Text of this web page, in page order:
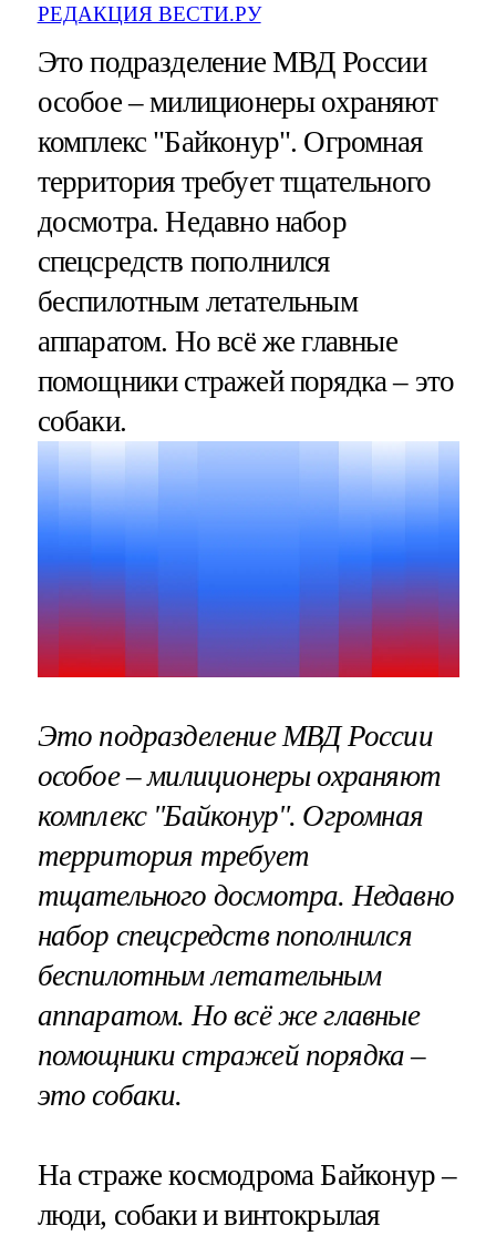
РЕДАКЦИЯ ВЕСТИ.РУ
Это подразделение МВД России
особое – милиционеры охраняют
комплекс "Байконур". Огромная
территория требует тщательного
досмотра. Недавно набор
спецсредств пополнился
беспилотным летательным
аппаратом. Но всё же главные
помощники стражей порядка – это
собаки.
Это подразделение МВД России
особое – милиционеры охраняют
комплекс "Байконур". Огромная
территория требует
тщательного досмотра. Недавно
набор спецсредств пополнился
беспилотным летательным
аппаратом. Но всё же главные
помощники стражей порядка –
это собаки.
На страже космодрома Байконур –
люди, собаки и винтокрылая